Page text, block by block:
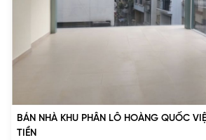
BÁN NHÀ KHU PHÂN LÔ HOÀNG QUỐC
TIỀN